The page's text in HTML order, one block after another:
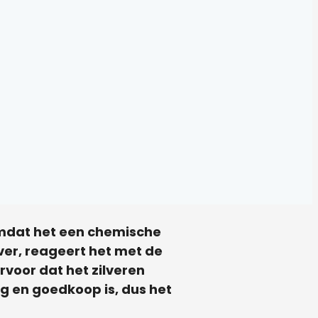
het een chemische
reageert het met de
dat het zilveren
en goedkoop is, dus het